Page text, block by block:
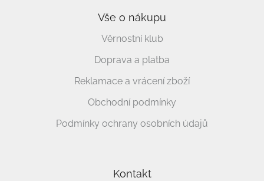
Vše o nákupu
Věrnostní klub
Doprava a platba
Reklamace a vrácení zboží
Obchodní podmínky
Podmínky ochrany osobních údajů
Kontakt